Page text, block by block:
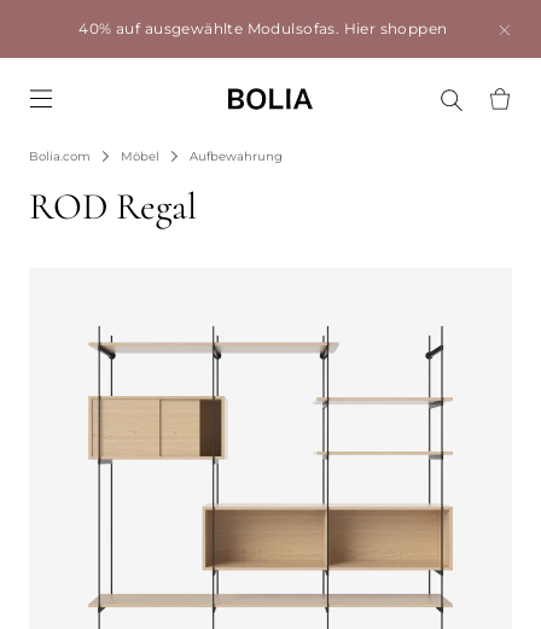
40% auf ausgewählte Modulsofas. Hier shoppen
Bolia.com Möbel Aufbewahrung
ROD Regal